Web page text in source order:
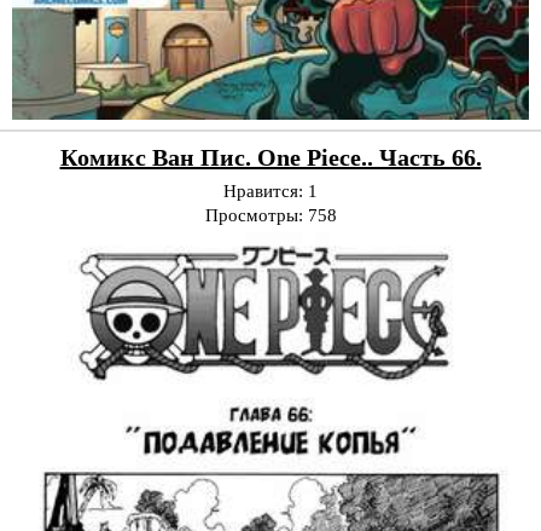
Комикс Ван Пис. One Piece.. Часть 66.
Нравится: 1
Просмотры: 758